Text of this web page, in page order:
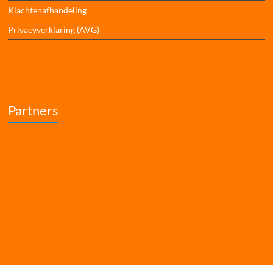
Klachtenafhandeling
Privacyverklaring (AVG)
Partners